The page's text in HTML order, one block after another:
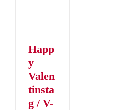
Happ
y
Valen
tinsta
g / V-